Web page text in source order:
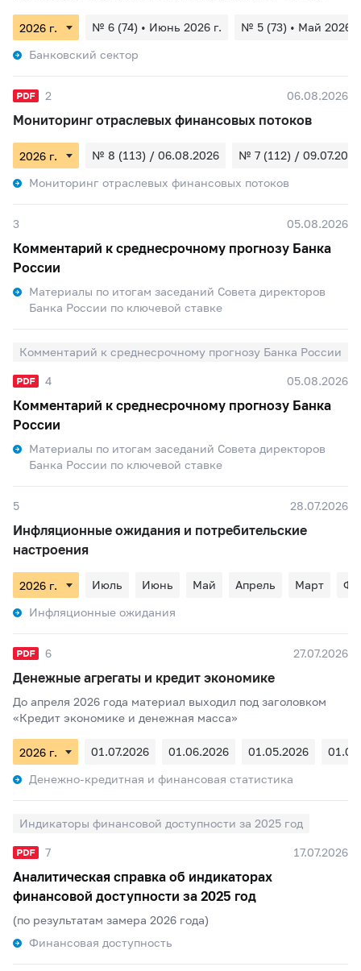
№ 6 (74) • Июнь 2026 г.
№ 5 (73) • Май 2026
Банковский сектор
2 06.08.2026
Мониторинг отраслевых финансовых потоков
№ 8 (113) / 06.08.2026
№ 7 (112) / 09.07.2026
Мониторинг отраслевых финансовых потоков
3 05.08.2026
Комментарий к среднесрочному прогнозу Банка
России
Материалы по итогам заседаний Совета директоров
Банка России по ключевой ставке
Комментарий к среднесрочному прогнозу Банка России
4 05.08.2026
Комментарий к среднесрочному прогнозу Банка
России
Материалы по итогам заседаний Совета директоров
Банка России по ключевой ставке
5 28.07.2026
Инфляционные ожидания и потребительские
настроения
Июль Июнь Май Апрель Март
Инфляционные ожидания
6 27.07.2026
Денежные агрегаты и кредит экономике
До апреля 2026 года материал выходил под заголовком
«Кредит экономике и денежная масса»
01.07.2026 01.06.2026 01.05.2026
Денежно-кредитная и финансовая статистика
Индикаторы финансовой доступности за 2025 год
7 17.07.2026
Аналитическая справка об индикаторах
финансовой доступности за 2025 год
(по результатам замера 2026 года)
Финансовая доступность